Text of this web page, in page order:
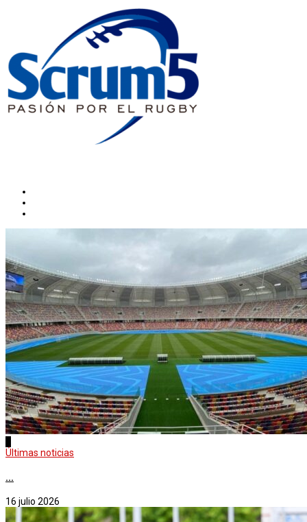
Últimas noticias
...
16 julio 2026